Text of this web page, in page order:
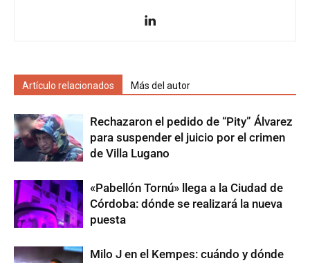
Artículo relacionados Más del autor
Rechazaron el pedido de “Pity” Álvarez
para suspender el juicio por el crimen
de Villa Lugano
«Pabellón Tornú» llega a la Ciudad de
Córdoba: dónde se realizará la nueva
puesta
Milo J en el Kempes: cuándo y dónde